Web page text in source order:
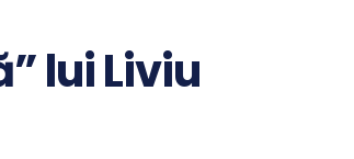
lui Liviu